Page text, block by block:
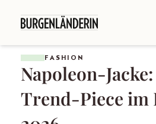
FASHION
Napoleon-
Trend-Piece